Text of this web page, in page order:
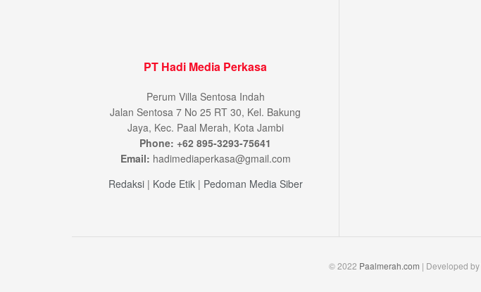
PT Hadi Media Perkasa
Perum Villa Sentosa Indah
Jalan Sentosa 7 No 25 RT 30, Kel. Bakung
Jaya, Kec. Paal Merah, Kota Jambi
Phone: +62 895-3293-75641
Email: hadimediaperkasa@gmail.com
Redaksi| Kode Etik| Pedoman Media Siber
© 2022 Paalmerah.com | Developed by